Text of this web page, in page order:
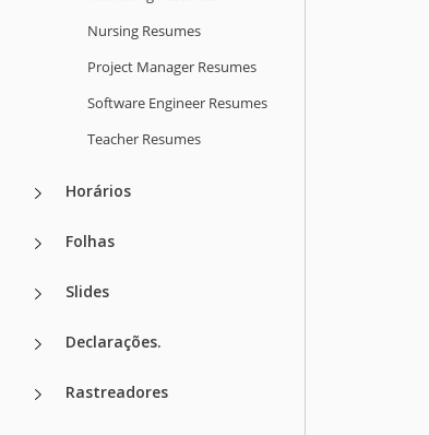
Nursing Resumes
Project Manager Resumes
Software Engineer Resumes
Teacher Resumes
Horários
Folhas
Slides
Declarações.
Rastreadores